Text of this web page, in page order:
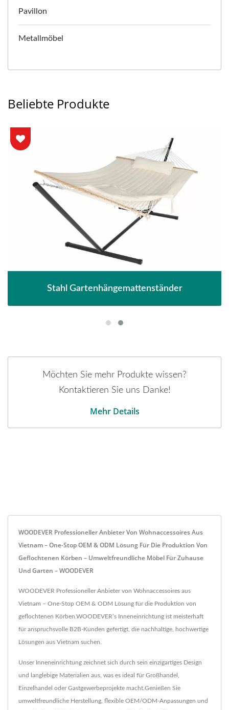
Pavillon
Metallmöbel
Beliebte Produkte
Stahl Gartenhängemattenständer
Möchten Sie mehr Produkte wissen?
Kontaktieren Sie uns Danke!
Mehr Details
WOODEVER Professioneller Anbieter Von Wohnaccessoires Aus
Vietnam – One-Stop OEM & ODM Lösung Für Die Produktion Von
Geflochtenen Körben – Umweltfreundliche Möbel Für Zuhause
Und Garten – WOODEVER
WOODEVER Professioneller Anbieter von Wohnaccessoires aus
Vietnam – One-Stop OEM & ODM Lösung für die Produktion von
geflochtenen Körben.WOODEVER’s Inneneinrichtung ist meisterhaft
für anspruchsvolle B2B-Kunden gefertigt, die nachhaltige, hochwertige
Lösungen aus Vietnam suchen.
Unser Inneneinrichtung zeichnet sich durch sein einzigartiges Design
und langlebige Materialien aus, was es ideal für Großhandel,
Einzelhandel oder Gastgewerbeprojekte macht.Genießen Sie
umweltfreundliche Herstellung, flexible OEM/ODM-Anpassungen und